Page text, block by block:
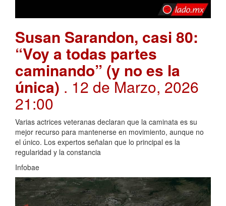
Susan Sarandon, casi 80:
“Voy a todas partes
caminando” (y no es la
única) . 12 de Marzo, 2026
21:00
Varias actrices veteranas declaran que la caminata es su
mejor recurso para mantenerse en movimiento, aunque no
el único. Los expertos señalan que lo principal es la
regularidad y la constancia
Infobae